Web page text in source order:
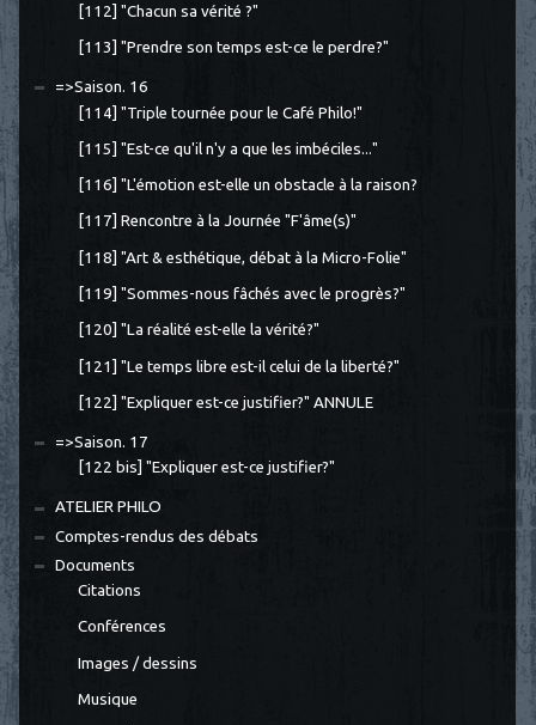
[112] "Chacun sa vérité ?"
[113] "Prendre son temps est-ce le perdre?"
=>Saison. 16
[114] "Triple tournée pour le Café Philo!"
[115] "Est-ce qu'il n'y a que les imbéciles..."
[116] "L'émotion est-elle un obstacle à la raison?
[117] Rencontre à la Journée "F'âme(s)"
[118] "Art & esthétique, débat à la Micro-Folie"
[119] "Sommes-nous fâchés avec le progrès?"
[120] "La réalité est-elle la vérité?"
[121] "Le temps libre est-il celui de la liberté?"
[122] "Expliquer est-ce justifier?" ANNULE
=>Saison. 17
[122 bis] "Expliquer est-ce justifier?"
ATELIER PHILO
Comptes-rendus des débats
Documents
Citations
Conférences
Images / dessins
Musique